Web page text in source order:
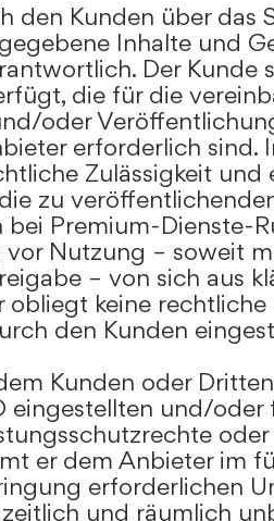
den Kunden über das
Inhalte und
Der Kunde
die für die
oder
erforderlich sind.
Zulässigkeit
zu
bei Premium-Dienste-
vor Nutzung – soweit
– von sich aus
obliegt keine
den Kunden
Kunden oder
eingestellten und/
er dem Anbieter im
erforderlichen
und räumlich